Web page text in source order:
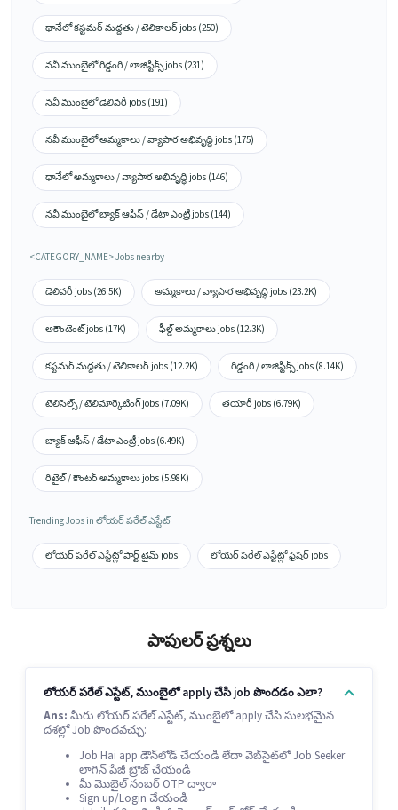
థానేలో కస్టమర్ మద్దతు / టెలికాలర్ jobs (250)
నవీ ముంబైలో గిడ్డంగి / లాజిస్టిక్స్ jobs (231)
నవీ ముంబైలో డెలివరీ jobs (191)
నవీ ముంబైలో అమ్మకాలు / వ్యాపార అభివృద్ధి jobs (175)
థానేలో అమ్మకాలు / వ్యాపార అభివృద్ధి jobs (146)
నవీ ముంబైలో బ్యాక్ ఆఫీస్ / డేటా ఎంట్రీ jobs (144)
<CATEGORY_NAME> Jobs nearby
డెలివరీ jobs (26.5K) అమ్మకాలు / వ్యాపార అభివృద్ధి jobs (23.2K)
అకౌంటెంట్ jobs (17K) ఫీల్డ్ అమ్మకాలు jobs (12.3K)
కస్టమర్ మద్దతు / టెలికాలర్ jobs (12.2K) గిడ్డంగి / లాజిస్టిక్స్ jobs (8.14K)
టెలిసెల్స్ / టెలిమార్కెటింగ్ jobs (7.09K) తయారీ jobs (6.79K)
బ్యాక్ ఆఫీస్ / డేటా ఎంట్రీ jobs (6.49K)
రిటైల్ / కౌంటర్ అమ్మకాలు jobs (5.98K)
Trending Jobs in లోయర్ పరేల్ ఎస్టేట్
లోయర్ పరేల్ ఎస్టేట్లో పార్ట్ టైమ్ jobs లోయర్ పరేల్ ఎస్టేట్లో ఫ్రెషర్ jobs
పాపులర్ ప్రశ్నలు
లోయర్ పరేల్ ఎస్టేట్, ముంబైలో apply చేసి job పొందడం ఎలా?
Ans: మీరు లోయర్ పరేల్ ఎస్టేట్, ముంబైలో apply చేసి సులభమైన
దశల్లో Job పొందవచ్చు:
Job Hai app డౌన్‌లోడ్ చేయండి లేదా వెబ్‌సైట్‌లో Job Seeker
లాగిన్ పేజీ బ్రౌజ్ చేయండి
మీ మొబైల్ నంబర్ OTP ద్వారా
Sign up/Login చేయండి